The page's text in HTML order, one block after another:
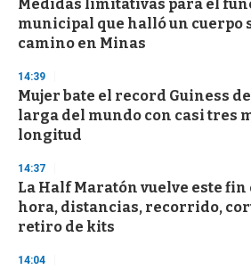
c
o
n
Medidas limitativas para el
municipal que halló un cuerpo
camino en Minas
14:39
Mujer bate el record Guiness
larga del mundo con casi tres
longitud
14:37
La Half Maratón vuelve este fin
hora, distancias, recorrido,
retiro de kits
14:04